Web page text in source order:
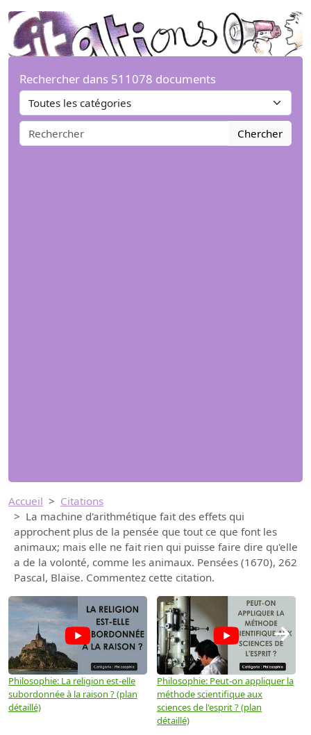
Rechercher dans 511078 documents
Chercher
Accueil
Citations
La machine d'arithmétique fait des effets qui
approchent plus de la pensée que tout ce que font les
animaux; mais elle ne fait rien qui puisse faire dire qu'elle
a de la volonté, comme les animaux. Pensées (1670), 262
Pascal, Blaise. Commentez cette citation.
Philosophie: La religion est-elle
subordonnée à la raison ? (plan
détaillé)
Philosophie: Peut-on appliquer la
méthode scientifique aux
sciences de l'esprit ? (plan
détaillé)
→